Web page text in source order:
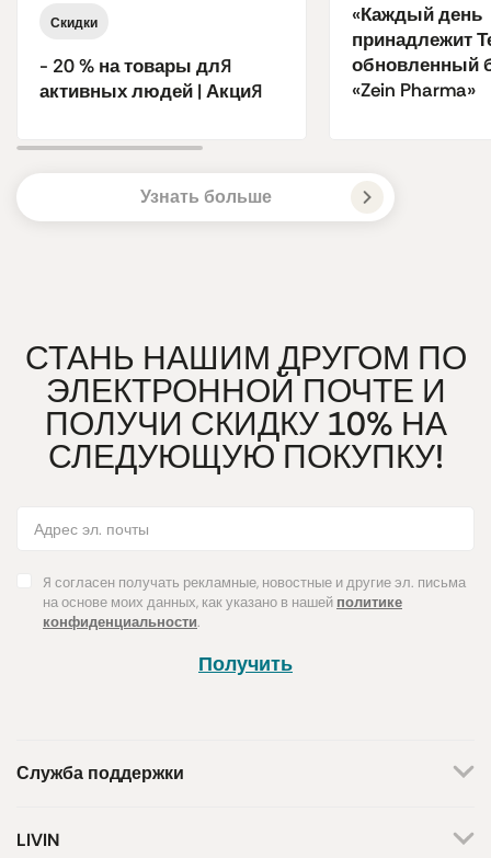
Скидки
- 20 % на товары для
активных людей | Акция
«Каждый день
принадлежит
обновленный
«Zein Pharma»
Узнать больше
СТАНЬ НАШИМ ДРУГОМ ПО
ЭЛЕКТРОННОЙ ПОЧТЕ И
ПОЛУЧИ СКИДКУ 10% НА
СЛЕДУЮЩУЮ ПОКУПКУ!
Я согласен получать рекламные, новостные и другие эл. письма
на основе моих данных, как указано в нашей политике
конфиденциальности.
Получить
Служба поддержки
Написать запрос
LIVIN